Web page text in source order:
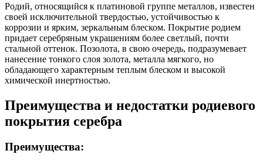
Родий, относящийся к платиновой группе металлов, известен
своей исключительной твердостью, устойчивостью к
коррозии и ярким, зеркальным блеском. Покрытие родием
придает серебряным украшениям более светлый, почти
стальной оттенок. Позолота, в свою очередь, подразумевает
нанесение тонкого слоя золота, металла мягкого, но
обладающего характерным теплым блеском и высокой
химической инертностью.
Преимущества и недостатки родиевого
покрытия серебра
Преимущества: